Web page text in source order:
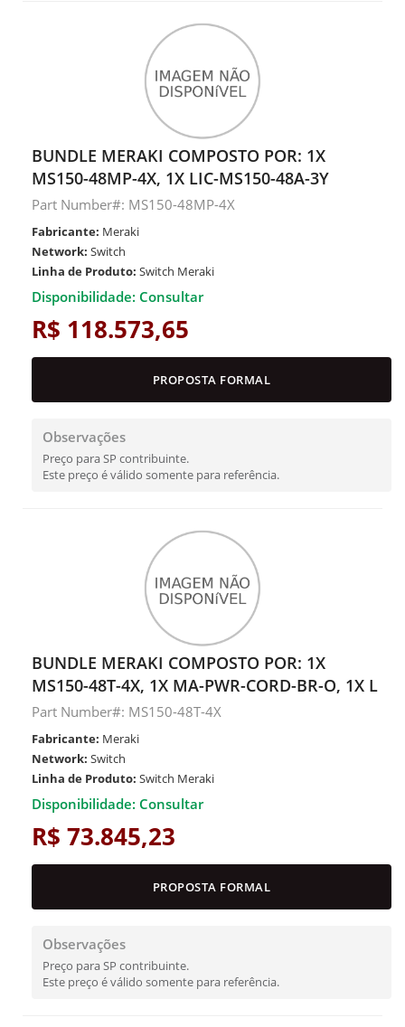
BUNDLE MERAKI COMPOSTO POR: 1X
MS150-48MP-4X, 1X LIC-MS150-48A-3Y
Part Number#: MS150-48MP-4X
Fabricante: Meraki
Network: Switch
Linha de Produto: Switch Meraki
Disponibilidade: Consultar
R$ 118.573,65
PROPOSTA FORMAL
Observações
Preço para SP contribuinte.
Este preço é válido somente para referência.
BUNDLE MERAKI COMPOSTO POR: 1X
MS150-48T-4X, 1X MA-PWR-CORD-BR-O, 1X L
Part Number#: MS150-48T-4X
Fabricante: Meraki
Network: Switch
Linha de Produto: Switch Meraki
Disponibilidade: Consultar
R$ 73.845,23
PROPOSTA FORMAL
Observações
Preço para SP contribuinte.
Este preço é válido somente para referência.